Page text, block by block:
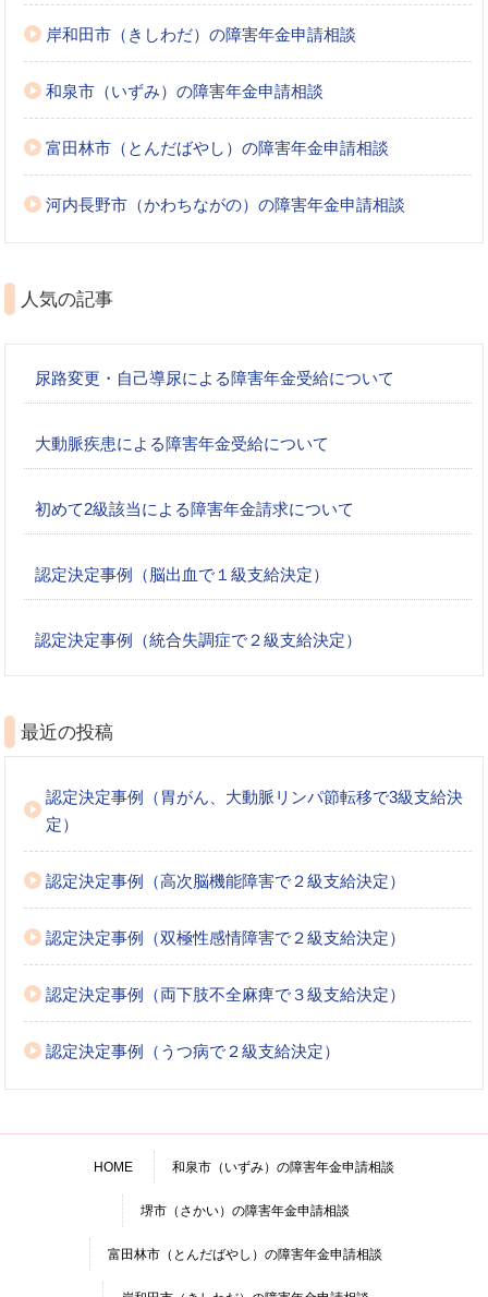
岸和田市（きしわだ）の障害年金申請相談
和泉市（いずみ）の障害年金申請相談
富田林市（とんだばやし）の障害年金申請相談
河内長野市（かわちながの）の障害年金申請相談
人気の記事
尿路変更・自己導尿による障害年金受給について
大動脈疾患による障害年金受給について
初めて2級該当による障害年金請求について
認定決定事例（脳出血で１級支給決定）
認定決定事例（統合失調症で２級支給決定）
最近の投稿
認定決定事例（胃がん、大動脈リンパ節転移で3級支給決
定）
認定決定事例（高次脳機能障害で２級支給決定）
認定決定事例（双極性感情障害で２級支給決定）
認定決定事例（両下肢不全麻痺で３級支給決定）
認定決定事例（うつ病で２級支給決定）
HOME 和泉市（いずみ）の障害年金申請相談
堺市（さかい）の障害年金申請相談
富田林市（とんだばやし）の障害年金申請相談